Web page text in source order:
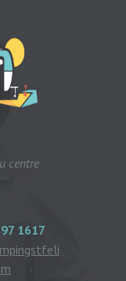
centre
1617